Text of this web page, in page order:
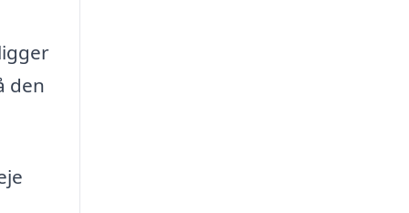
den